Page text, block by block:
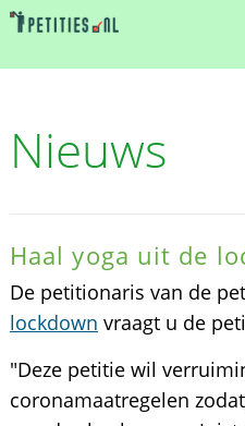
Nieuws
Haal yoga uit de
De petitionaris van de
lockdown vraagt u de
"Deze petitie wil
coronamaatregelen